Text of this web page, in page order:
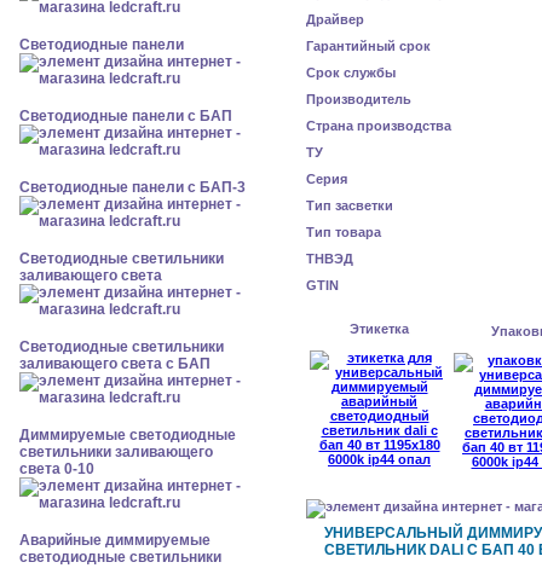
Cветодиодные панели
Cветодиодные панели с БАП
Cветодиодные панели с БАП-3
Светодиодные светильники
заливающего света
Светодиодные светильники
заливающего света с БАП
Диммируемые светодиодные
светильники заливающего
света 0-10
Аварийные диммируемые
светодиодные светильники
Драйвер
Гарантийный срок
Срок службы
Производитель
Страна производства
ТУ
Серия
Тип засветки
Тип товара
ТНВЭД
GTIN
Этикетка
УНИВЕРСАЛЬНЫЙ
СВЕТИЛЬНИК DALI С БАП 40